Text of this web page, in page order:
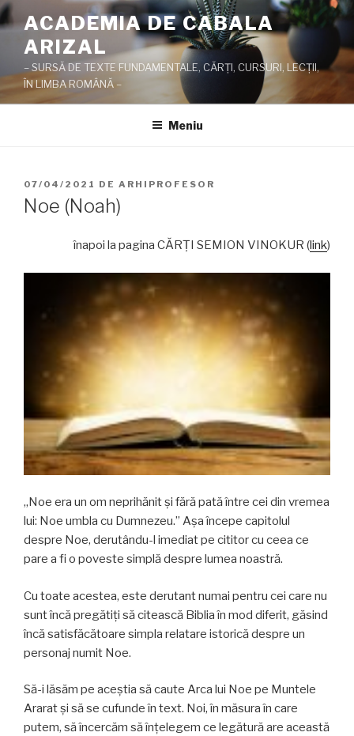
Sari
la
conținut
ACADEMIA DE CABALA
ARIZAL
– SURSĂ DE TEXTE FUNDAMENTALE, CĂRŢI, CURSURI, LECŢII,
ÎN LIMBA ROMÂNĂ –
Meniu
PUBLICAT
PE
07/04/2021 DE ARHIPROFESOR
Noe (Noah)
înapoi la pagina CĂRŢI SEMION VINOKUR (link)
„Noe era un om neprihănit şi fără pată între cei din vremea
lui: Noe umbla cu Dumnezeu.” Așa începe capitolul
despre Noe, derutându-l imediat pe cititor cu ceea ce
pare a fi o poveste simplă despre lumea noastră.
Cu toate acestea, este derutant numai pentru cei care nu
sunt încă pregătiți să citească Biblia în mod diferit, găsind
încă satisfăcătoare simpla relatare istorică despre un
personaj numit Noe.
Să-i lăsăm pe aceştia să caute Arca lui Noe pe Muntele
Ararat și să se cufunde în text. Noi, în măsura în care
putem, să încercăm să înțelegem ce legătură are această